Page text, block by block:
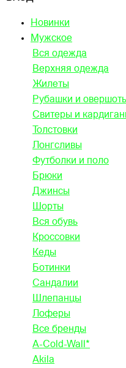
Новинки
Мужское
Вся одежда
Верхняя одежда
Жилеты
Рубашки и
Свитеры и
Толстовки
Лонгсливы
Футболки и поло
Брюки
Джинсы
Шорты
Вся обувь
Кроссовки
Кеды
Ботинки
Сандалии
Шлепанцы
Лоферы
Все бренды
A-Cold-Wall*
Akila